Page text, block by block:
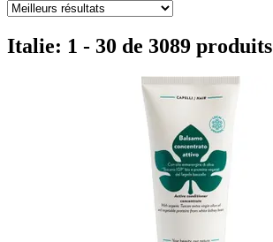
Italie: 1 - 30 de 3089 produits